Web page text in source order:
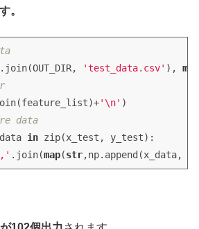
。
'test_data.csv' ),
'\n' )
data
in zip(x_test, y_test):
.join(map(str,np.append(x_data,